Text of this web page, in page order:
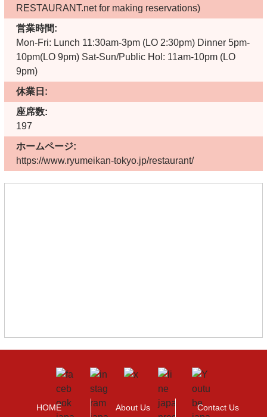
RESTAURANT.net for making reservations)
営業時間:
Mon-Fri: Lunch 11:30am-3pm (LO 2:30pm) Dinner 5pm-
10pm(LO 9pm) Sat-Sun/Public Hol: 11am-10pm (LO
9pm)
休業日:
座席数:
197
ホームページ:
https://www.ryumeikan-tokyo.jp/restaurant/
HOME About Us Contact Us